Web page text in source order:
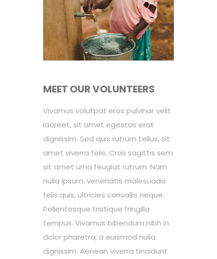
MEET OUR VOLUNTEERS
Vivamus volutpat eros pulvinar velit
laoreet, sit amet egestas erat
dignissim. Sed quis rutrum tellus, sit
amet viverra felis. Cras sagittis sem
sit amet urna feugiat rutrum. Nam
nulla ipsum, venenatis malesuada
felis quis, ultricies convallis neque.
Pellentesque tristique fringilla
tempus. Vivamus bibendum nibh in
dolor pharetra, a euismod nulla
dignissim. Aenean viverra tincidunt